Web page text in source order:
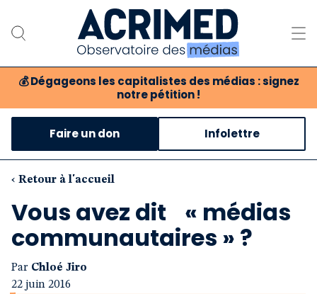
💰 Dégageons les capitalistes des médias : signez
notre pétition !
Notre association
Notre critique des médias
Nos propositions
Notre revue
Boutique
Faire un don Infolettre
‹ Retour à l'accueil
Vous avez dit « médias
communautaires » ?
Par Chloé Jiro
22 juin 2016